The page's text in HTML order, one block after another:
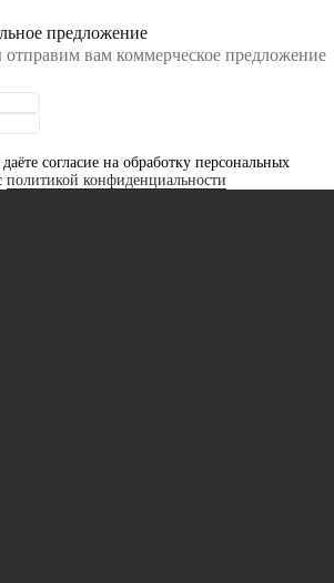
предложение
отправим вам коммерческое предложение
согласие на обработку персональных
политикой конфиденциальности